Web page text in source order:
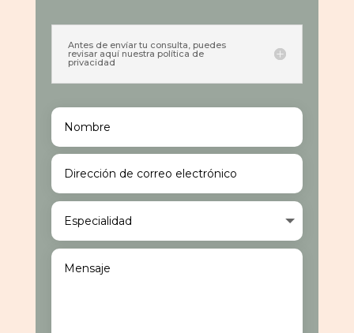
Antes de envíar tu consulta, puedes
revisar aquí nuestra política de
privacidad